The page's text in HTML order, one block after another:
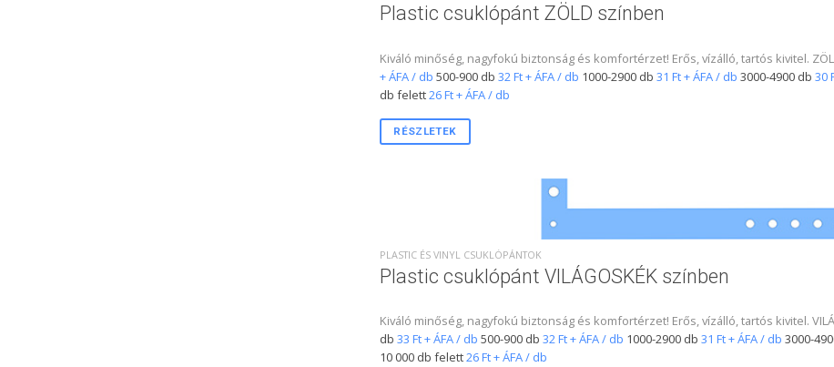
Plastic csuklópánt ZÖLD színben
Kiváló minőség, nagyfokú biztonság és komfortérzet! Erős, vízálló, tartós kivitel.
+ ÁFA / db 500-900 db 32 Ft + ÁFA / db 1000-2900 db 31 Ft + ÁFA / db 3000-4900 db 30
db felett26 Ft + ÁFA / db
RÉSZLETEK
PLASTIC ÉS VINYL CSUKLÓPÁNTOK
Plastic csuklópánt VILÁGOSKÉK színben
Kiváló minőség, nagyfokú biztonság és komfortérzet! Erős, vízálló, tartós kivitel.
db 33 Ft + ÁFA / db 500-900 db 32 Ft + ÁFA / db 1000-2900 db 31 Ft + ÁFA / db 3000-
10 000 db felett26 Ft + ÁFA / db